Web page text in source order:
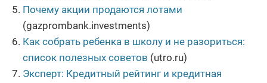
Почему акции продаются лотами
(gazprombank.investments)
Как собрать ребенка в школу и не разориться:
список полезных советов (utro.ru)
Эксперт: Кредитный рейтинг и кредитная